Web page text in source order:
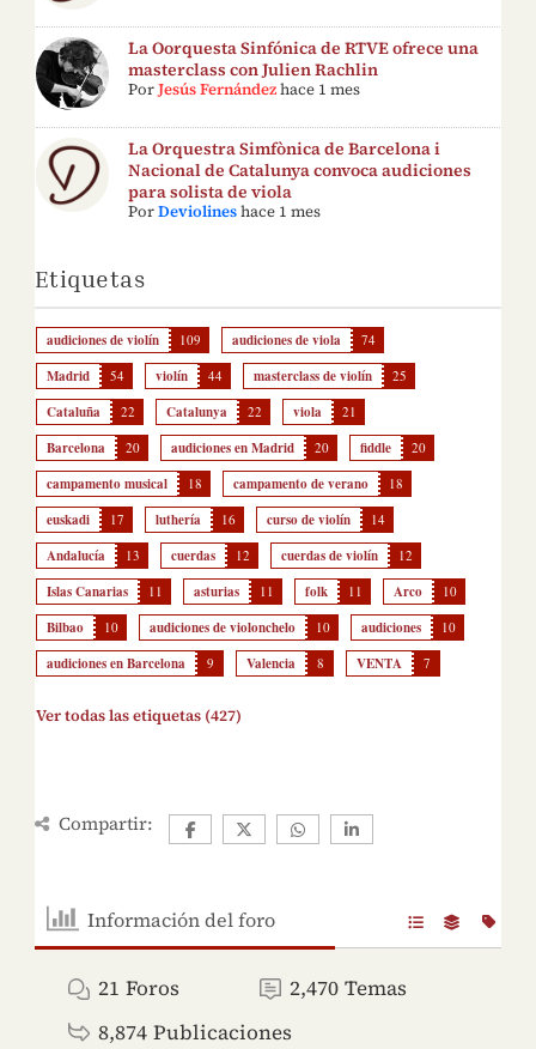
La Oorquesta Sinfónica de RTVE ofrece una
masterclass con Julien Rachlin
PorJesús Fernández hace 1 mes
La Orquestra Simfònica de Barcelona i
Nacional de Catalunya convoca audiciones
para solista de viola
PorDeviolines hace 1 mes
Etiquetas
audiciones de violín 109 audiciones de viola 74
Madrid 54 violín 44 masterclass de violín 25
Cataluña 22 Catalunya 22 viola 21
Barcelona 20 audiciones en Madrid 20 fiddle 20
campamento musical 18 campamento de verano 18
euskadi 17 luthería 16 curso de violín 14
Andalucía 13 cuerdas 12 cuerdas de violín 12
Islas Canarias 11 asturias 11 folk 11 Arco 10
Bilbao 10 audiciones de violonchelo 10 audiciones 10
audiciones en Barcelona 9 Valencia 8 VENTA 7
Ver todas las etiquetas (427)
Compartir:
Información del foro
21 Foros 2,470 Temas
8,874 Publicaciones